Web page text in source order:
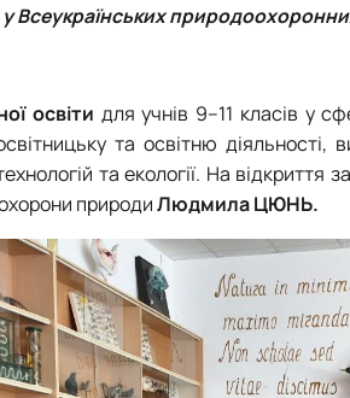
Всеукраїнських
освіти для учнів 9–11 класів у
та освітню діяльності,
та екології. На відкриття
охорони природиЛюдмила ЦЮНЬ.